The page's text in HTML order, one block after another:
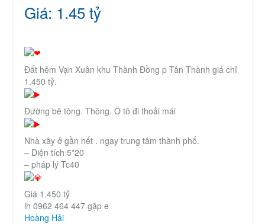
Giá: 1.45 tỷ
Đất hẻm Vạn Xuân khu Thành Đồng p Tân Thành giá chỉ
1.450 tỷ.
Đường bê tông. Thông. Ô tô đi thoải mái
Nhà xây ở gần hết . ngay trung tâm thành phố.
– Diện tích 5*20
– pháp lý Tc40
Giá 1.450 tỷ
lh 0962 464 447 gặp e
Hoàng Hải